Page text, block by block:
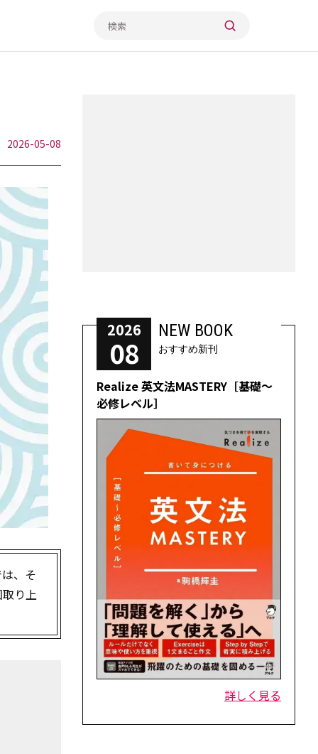
2026-05-08
、そ
り上
2026
08
NEW BOOK
おすすめ新刊
Realize 英文法MASTERY［基礎～
必修レベル］
詳しく見る